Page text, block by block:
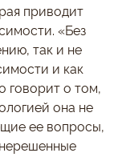
приводит
«Без
так и не
и как
говорит о том,
она не
ее вопросы,